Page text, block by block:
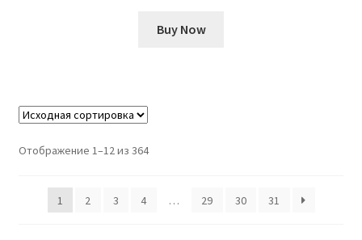
Buy Now
Отображение 1–12 из 364
1 2 3 4 … 29 30 31